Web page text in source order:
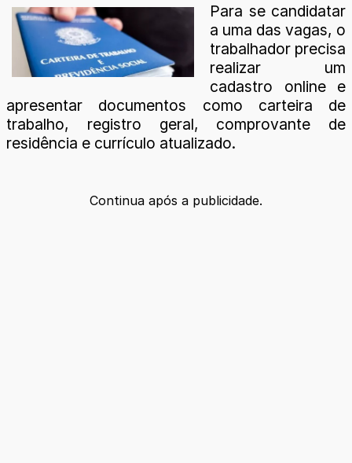
Para se candidatar
a uma das vagas, o
trabalhador precisa
realizar um
cadastro online e
apresentar documentos como carteira de
trabalho, registro geral, comprovante de
residência e currículo atualizado.
Continua após a publicidade.